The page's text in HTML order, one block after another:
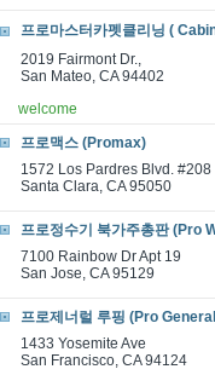
프로마스터카펫클리닝 (
2019 Fairmont Dr.,
San Mateo, CA 94402
welcome
프로맥스 (Promax)
1572 Los Pardres Blvd. #208
Santa Clara, CA 95050
프로정수기 북가주총판 (Pro
7100 Rainbow Dr Apt 19
San Jose, CA 95129
프로제너럴 루핑 (Pro
1433 Yosemite Ave
San Francisco, CA 94124